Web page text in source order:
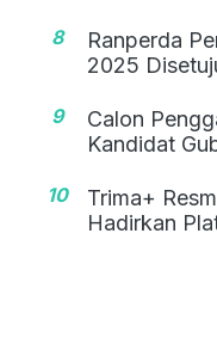
8
Ranperda
2025
9
Calon
Kandidat
10
Trima+
Hadirkan